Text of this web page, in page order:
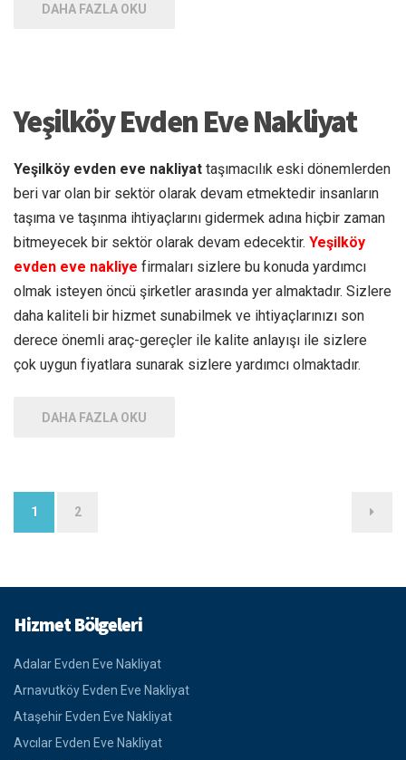
DAHA FAZLA OKU
Yeşilköy Evden Eve Nakliyat
Yeşilköy evden eve nakliyat taşımacılık eski dönemlerden
beri var olan bir sektör olarak devam etmektedir insanların
taşıma ve taşınma ihtiyaçlarını gidermek adına hiçbir zaman
bitmeyecek bir sektör olarak devam edecektir. Yeşilköy
evden eve nakliye firmaları sizlere bu konuda yardımcı
olmak isteyen öncü şirketler arasında yer almaktadır. Sizlere
daha kaliteli bir hizmet sunabilmek ve ihtiyaçlarınızı son
derece önemli araç-gereçler ile kalite anlayışı ile sizlere
çok uygun fiyatlara sunarak sizlere yardımcı olmaktadır.
DAHA FAZLA OKU
Yazı
sayfalaması
1 2
Hizmet Bölgeleri
Adalar Evden Eve Nakliyat
Arnavutköy Evden Eve Nakliyat
Ataşehir Evden Eve Nakliyat
Avcılar Evden Eve Nakliyat